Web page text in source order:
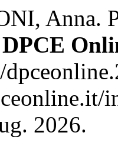
Anna.
DPCE
2026.